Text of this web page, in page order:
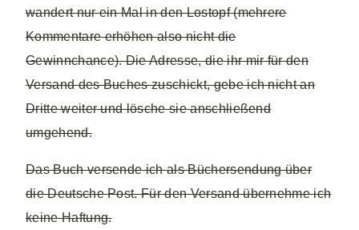
wandert nur ein Mal in den Lostopf (mehrere
Kommentare erhöhen also nicht die
Gewinnchance). Die Adresse, die ihr mir für den
Versand des Buches zuschickt, gebe ich nicht an
Dritte weiter und lösche sie anschließend
umgehend.
Das Buch versende ich als Büchersendung über
die Deutsche Post. Für den Versand übernehme ich
keine Haftung.